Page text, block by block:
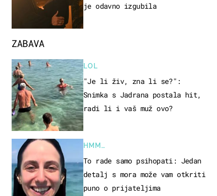
ZABAVA
LOL
"Je li živ, zna li se?":
Snimka s Jadrana postala hit,
radi li i vaš muž ovo?
HMM…
To rade samo psihopati: Jedan
detalj s mora može vam otkriti
puno o prijateljima
je odavno izgubila